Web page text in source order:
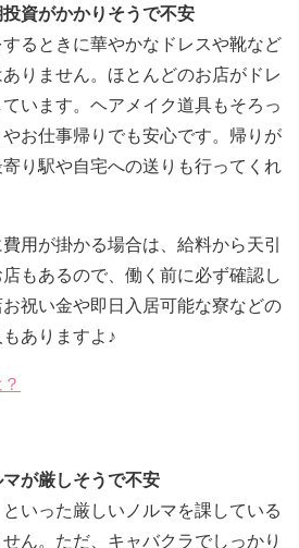
投資がかかりそうで不安
るときに華やかなドレスや靴など
りません。ほとんどのお店がドレ
います。ヘアメイク道具もそろっ
お仕事帰りでも安心です。帰りが
り駅や自宅への送りも行ってくれ
用が掛かる場合は、給料から天引
もあるので、働く前に必ず確認し
祝い金や即日入居可能な寮などの
ありますよ♪
が厳しそうで不安
といった厳しいノルマを課している
ん。ただ、キャバクラでしっかり